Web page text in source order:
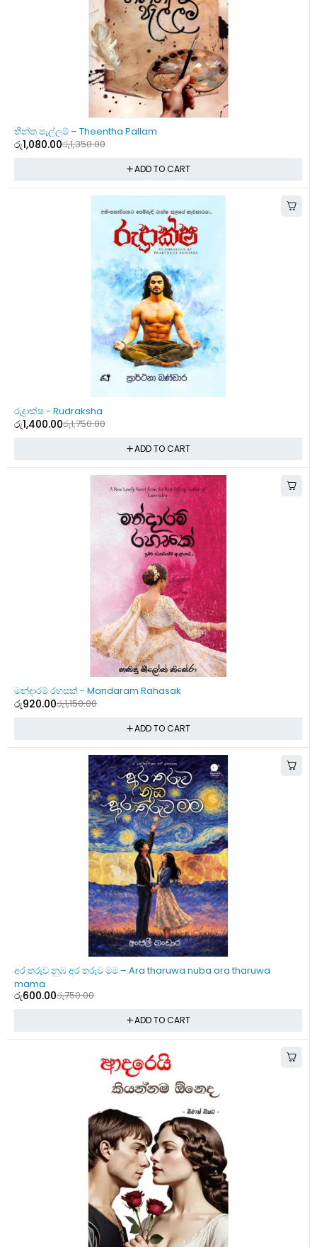
-20%
තීන්ත පැල්ලම් – Theentha Pallam
රු1,350.00
රු1,080.00
ADD TO CART
-20%
රුද්‍රාක්ෂ - Rudraksha
රු1,750.00
රු1,400.00
ADD TO CART
-20%
මන්දාරම් රහසක් - Mandaram Rahasak
රු1,150.00
රු920.00
ADD TO CART
-20%
අර තරුව නුඹ අර තරුව මම – Ara tharuwa nuba ara tharuwa
mama
රු750.00
රු600.00
ADD TO CART